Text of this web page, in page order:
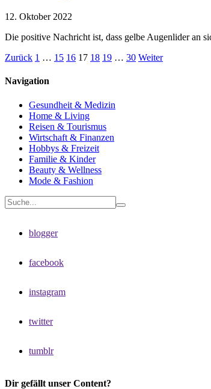
12. Oktober 2022
Die positive Nachricht ist, dass gelbe Augenlider an
Zurück 1 … 15 16 17 18 19 … 30 Weiter
Navigation
Gesundheit & Medizin
Home & Living
Reisen & Tourismus
Wirtschaft & Finanzen
Hobbys & Freizeit
Familie & Kinder
Beauty & Wellness
Mode & Fashion
blogger
facebook
instagram
twitter
tumblr
Dir gefällt unser Content?